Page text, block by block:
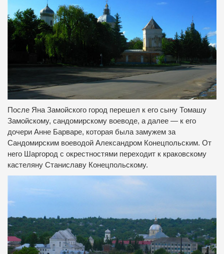
После Яна Замойского город перешел к его сыну Томашу
Замойскому, сандомирскому воеводе, а далее — к его
дочери Анне Барваре, которая была замужем за
Сандомирским воеводой Александром Конецпольским. От
него Шаргород с окрестностями переходит к краковскому
кастеляну Станиславу Конецпольскому.